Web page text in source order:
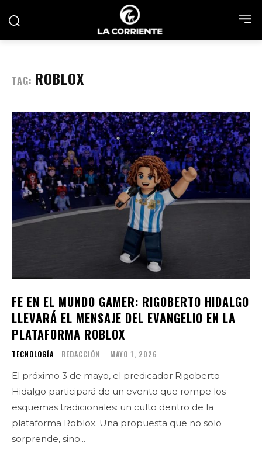
TAG: ROBLOX
FE EN EL MUNDO GAMER: RIGOBERTO HIDALGO
LLEVARÁ EL MENSAJE DEL EVANGELIO EN LA
PLATAFORMA ROBLOX
TECNOLOGÍA REDACCIÓN - MAYO 1, 2026
El próximo 3 de mayo, el predicador Rigoberto
Hidalgo participará de un evento que rompe los
esquemas tradicionales: un culto dentro de la
plataforma Roblox. Una propuesta que no solo
sorprende, sino...